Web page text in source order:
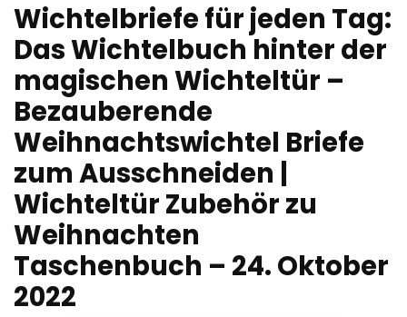
Wichtelbriefe für jeden Tag:
Das Wichtelbuch hinter der
magischen Wichteltür –
Bezauberende
Weihnachtswichtel Briefe
zum Ausschneiden |
Wichteltür Zubehör zu
Weihnachten
Taschenbuch – 24. Oktober
2022